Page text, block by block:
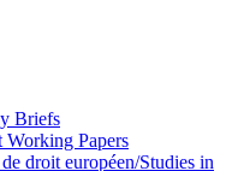
Briefs
Working Papers
droit européen/Studies in